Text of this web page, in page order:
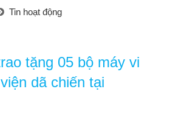
Tin hoạt động
tặng 05 bộ máy vi
dã chiến tại